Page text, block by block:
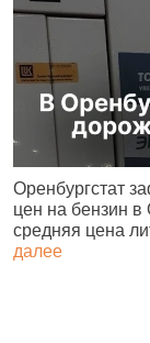
Оренбургстат
цен на бензин в
средняя цена
далее